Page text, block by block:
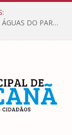
VEREADORES SE REUNÉM COM EMPRESA ÁGUAS DO PARÁ, PARA APRESENTAR REIVINDICAÇÕES E MELHORIAS NA QUALIDADE DOS SERVIÇOS OFERECIDOS Á POPULAÇÃO.